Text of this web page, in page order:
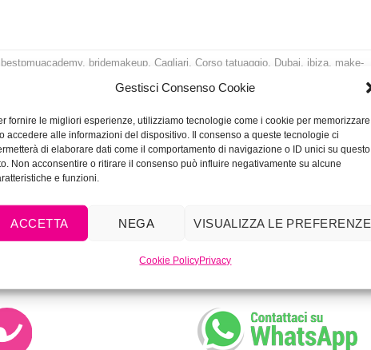
Gestisci Consenso Cookie
fornire le migliori esperienze, utilizziamo tecnologie come i cookie per memorizzare
accedere alle informazioni del dispositivo. Il consenso a queste tecnologie ci
di elaborare dati come il comportamento di navigazione o ID unici su questo
Non acconsentire o ritirare il consenso può influire negativamente su alcune
e funzioni.
ACCETTA NEGA VISUALIZZA LE PREFERENZE
Cookie PolicyPrivacy
bestpmuacademy, bridemakeup,Cagliari,Corso tatuaggio, Dubai, ibiza, make-
Lascia un commento